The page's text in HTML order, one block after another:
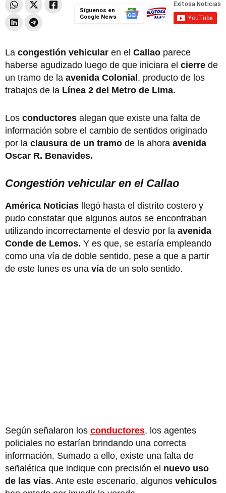
Síguenos en
Google News
La congestión vehicular en el Callao parece
haberse agudizado luego de que iniciara el cierre de
un tramo de la avenida Colonial, producto de los
trabajos de la Línea 2 del Metro de Lima.
Los conductores alegan que existe una falta de
información sobre el cambio de sentidos originado
por la clausura de un tramo de la ahora avenida
Oscar R. Benavides.
Congestión vehicular en el Callao
América Noticias llegó hasta el distrito costero y
pudo constatar que algunos autos se encontraban
utilizando incorrectamente el desvío por la avenida
Conde de Lemos. Y es que, se estaría empleando
como una vía de doble sentido, pese a que a partir
de este lunes es una vía de un solo sentido.
Según señalaron los conductores, los agentes
policiales no estarían brindando una correcta
información. Sumado a ello, existe una falta de
señalética que indique con precisión el nuevo uso
de las vías. Ante este escenario, algunos vehículos